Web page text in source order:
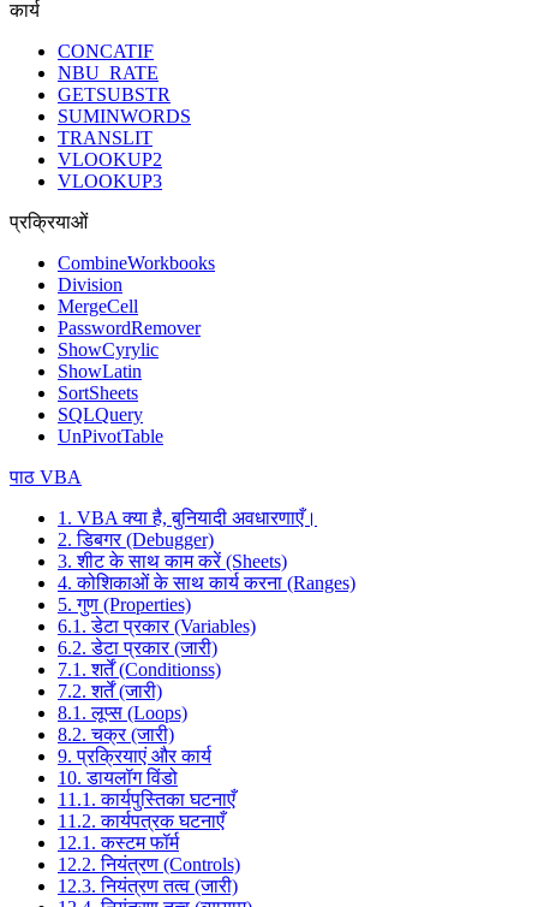
कार्य
CONCATIF
NBU_RATE
GETSUBSTR
SUMINWORDS
TRANSLIT
VLOOKUP2
VLOOKUP3
प्रक्रियाओं
CombineWorkbooks
Division
MergeCell
PasswordRemover
ShowCyrylic
ShowLatin
SortSheets
SQLQuery
UnPivotTable
पाठ VBA
1. VBA क्या है, बुनियादी अवधारणाएँ।
2. डिबगर (Debugger)
3. शीट के साथ काम करें (Sheets)
4. कोशिकाओं के साथ कार्य करना (Ranges)
5. गुण (Properties)
6.1. डेटा प्रकार (Variables)
6.2. डेटा प्रकार (जारी)
7.1. शर्तें (Conditionss)
7.2. शर्तें (जारी)
8.1. लूप्स (Loops)
8.2. चक्र (जारी)
9. प्रक्रियाएं और कार्य
10. डायलॉग विंडो
11.1. कार्यपुस्तिका घटनाएँ
11.2. कार्यपत्रक घटनाएँ
12.1. कस्टम फॉर्म
12.2. नियंत्रण (Controls)
12.3. नियंत्रण तत्व (जारी)